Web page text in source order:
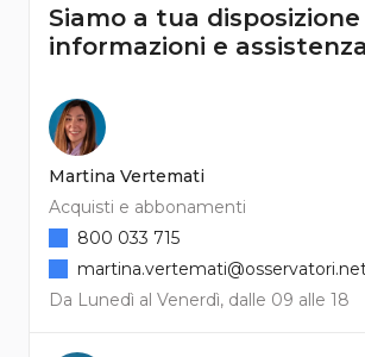
Siamo a tua
informazioni e assistenza
Martina Vertemati
Acquisti e abbonamenti
Da Lunedì al Venerdì, dalle 09 alle 18
800 033 715